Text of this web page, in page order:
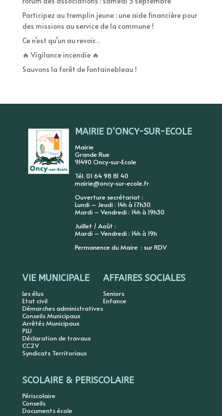
Participez au tremplin jeune : une aide financière pour
des missions au service de la commune !
Ce n’est qu’un au revoir…
🔥 Vigilance incendie 🔥
Sauvons la forêt de Fontainebleau !
MAIRIE D’ONCY-SUR-ECOLE
Mairie
Grande Rue
91490 Oncy-sur-Ecole
Tél. 01 64 98 81 40
mairie@oncy-sur-ecole.fr
Ouverture secrétariat :
Lundi – Jeudi : 14h à 17h30
Mardi – Vendredi : 14h à 19h30
Juillet / Août :
Mardi – Vendredi : 14h à 19h
Permanence du Maire : sur RDV
VIE MUNICIPALE
Les élus
Etat civil
Démarches administratives
Conseils Municipaux
Arrêtés Municipaux
PLU
Déclaration de travaux
CC2V
Syndicats Territoriaux
AFFAIRES SOCIALES
Seniors
Enfance
SCOLAIRE & PERISCOLAIRE
Périscolaire
Conseils
Documents école